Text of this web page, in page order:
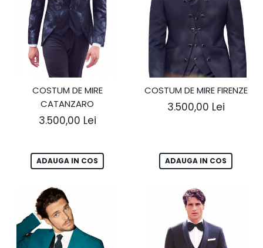
COSTUM DE MIRE
CATANZARO
3.500,00 Lei
ADAUGA IN COS
COSTUM DE MIRE FIRENZE
3.500,00 Lei
ADAUGA IN COS